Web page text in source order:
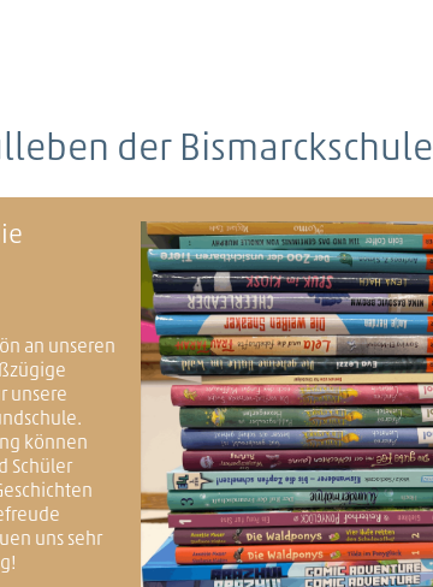
der Bismarckschule
an unseren
unsere
können
Schüler
uns sehr